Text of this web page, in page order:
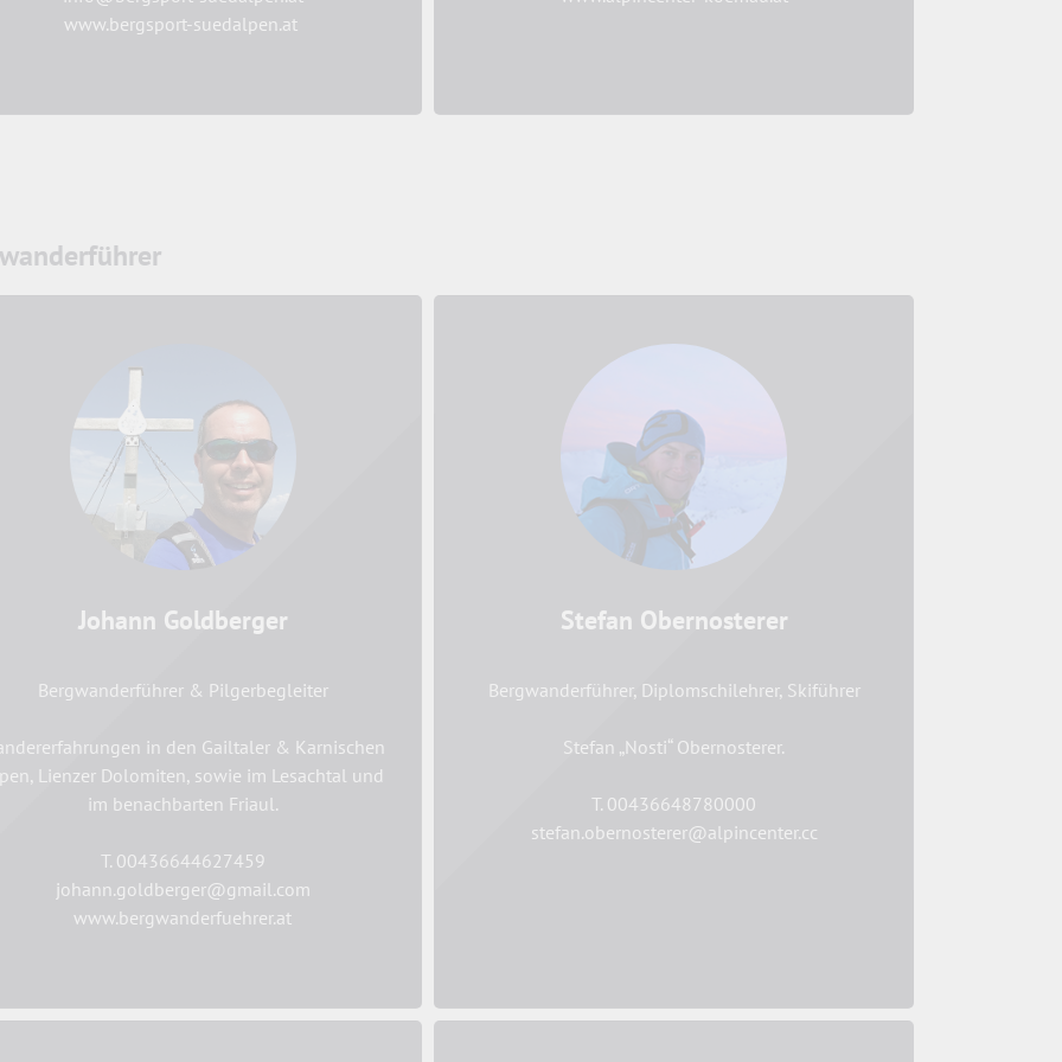
www.bergsport-suedalpen.at
Johann Goldberger
Bergwanderführer & Pilgerbegleiter
in den Gailtaler & Karnischen
Lienzer Dolomiten, sowie im Lesachtal und
im benachbarten Friaul.
T. 00436644627459
johann.goldberger@gmail.com
www.bergwanderfuehrer.at
Stefan Obernosterer
Bergwanderführer, Diplomschilehrer, Skiführer
Stefan „Nosti“ Obernosterer.
T. 00436648780000
stefan.obernosterer@alpincenter.cc